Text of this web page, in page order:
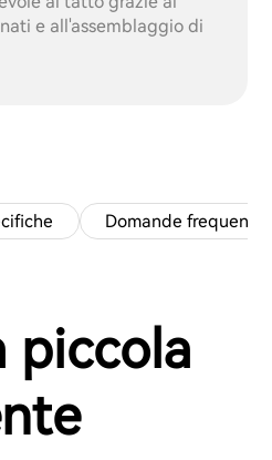
e all'assemblaggio di
Domande frequenti
piccola